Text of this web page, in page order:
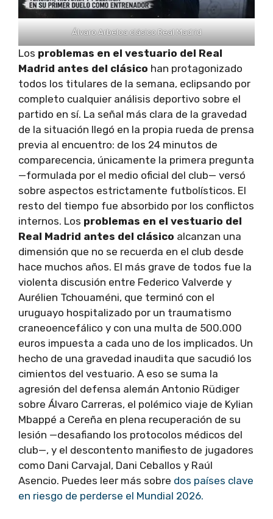
Álvaro Arbeloa clásico Real Madrid
Los problemas en el vestuario del Real
Madrid antes del clásico han protagonizado
todos los titulares de la semana, eclipsando por
completo cualquier análisis deportivo sobre el
partido en sí. La señal más clara de la gravedad
de la situación llegó en la propia rueda de prensa
previa al encuentro: de los 24 minutos de
comparecencia, únicamente la primera pregunta
—formulada por el medio oficial del club— versó
sobre aspectos estrictamente futbolísticos. El
resto del tiempo fue absorbido por los conflictos
internos. Los problemas en el vestuario del
Real Madrid antes del clásico alcanzan una
dimensión que no se recuerda en el club desde
hace muchos años. El más grave de todos fue la
violenta discusión entre Federico Valverde y
Aurélien Tchouaméni, que terminó con el
uruguayo hospitalizado por un traumatismo
craneoencefálico y con una multa de 500.000
euros impuesta a cada uno de los implicados. Un
hecho de una gravedad inaudita que sacudió los
cimientos del vestuario. A eso se suma la
agresión del defensa alemán Antonio Rüdiger
sobre Álvaro Carreras, el polémico viaje de Kylian
Mbappé a Cereña en plena recuperación de su
lesión —desafiando los protocolos médicos del
club—, y el descontento manifiesto de jugadores
como Dani Carvajal, Dani Ceballos y Raúl
Asencio. Puedes leer más sobre dos países clave
en riesgo de perderse el Mundial 2026.